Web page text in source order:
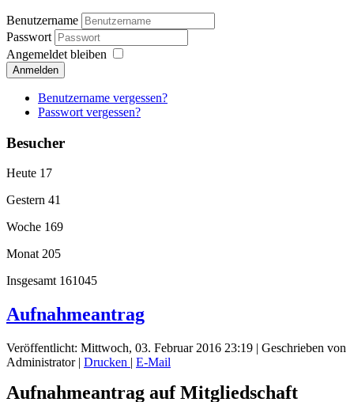
Benutzername
Passwort
Angemeldet bleiben
Anmelden
Benutzername vergessen?
Passwort vergessen?
Besucher
Heute 17
Gestern 41
Woche 169
Monat 205
Insgesamt 161045
Aufnahmeantrag
Veröffentlicht: Mittwoch, 03. Februar 2016 23:19 | Geschrieben von
Administrator| Drucken | E-Mail
Aufnahmeantrag auf Mitgliedschaft